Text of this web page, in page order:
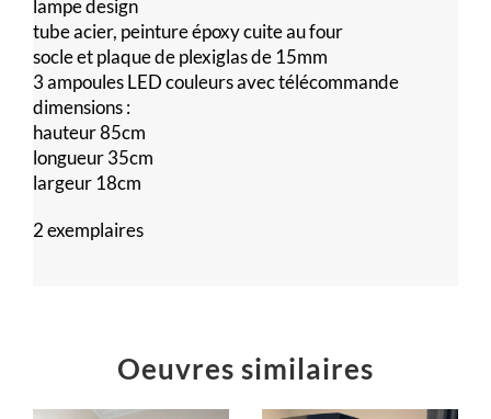
lampe design
tube acier, peinture époxy cuite au four
socle et plaque de plexiglas de 15mm
3 ampoules LED couleurs avec télécommande
dimensions :
hauteur 85cm
longueur 35cm
largeur 18cm
2 exemplaires
Oeuvres similaires